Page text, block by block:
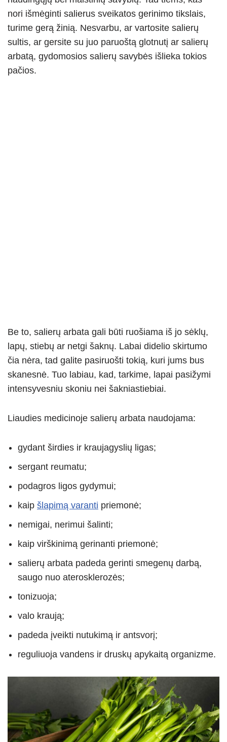
nori išmėginti salierus sveikatos gerinimo tikslais,
turime gerą žinią. Nesvarbu, ar vartosite salierų
sultis, ar gersite su juo paruoštą glotnutį ar salierų
arbatą, gydomosios salierų savybės išlieka tokios
pačios.
Be to, salierų arbata gali būti ruošiama iš jo sėklų,
lapų, stiebų ar netgi šaknų. Labai didelio skirtumo
čia nėra, tad galite pasiruošti tokią, kuri jums bus
skanesnė. Tuo labiau, kad, tarkime, lapai pasižymi
intensyvesniu skoniu nei šakniastiebiai.
Liaudies medicinoje salierų arbata naudojama:
gydant širdies ir kraujagyslių ligas;
sergant reumatu;
podagros ligos gydymui;
kaip šlapimą varanti priemonė;
nemigai, nerimui šalinti;
kaip virškinimą gerinanti priemonė;
salierų arbata padeda gerinti smegenų darbą,
saugo nuo aterosklerozės;
tonizuoja;
valo kraują;
padeda įveikti nutukimą ir antsvorį;
reguliuoja vandens ir druskų apykaitą organizme.